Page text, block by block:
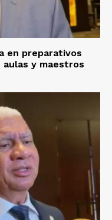
en preparativos
y maestros